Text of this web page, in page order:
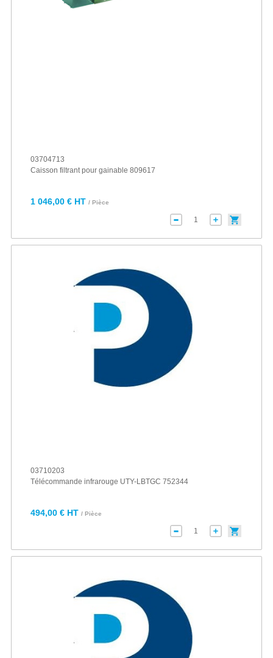
03704713
Caisson filtrant pour gainable 809617
1 046,00 € HT / Pièce
03710203
Télécommande infrarouge UTY-LBTGC 752344
494,00 € HT / Pièce